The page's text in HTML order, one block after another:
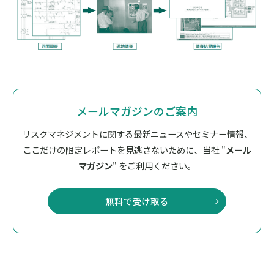
メールマガジンのご案内
リスクマネジメントに関する最新ニュースやセミナー情報、
ここだけの限定レポートを見逃さないために、 当社 "メール
マガジン" をご利用ください。
無料で受け取る